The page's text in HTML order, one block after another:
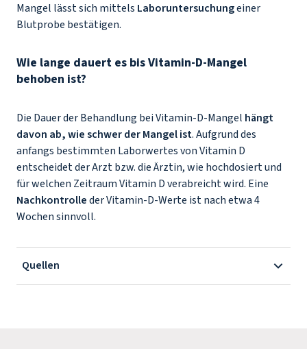
Mangel lässt sich mittels Laboruntersuchungeiner
Blutprobe bestätigen.
Wie lange dauert es bis Vitamin-D-Mangel
behoben ist?
Die Dauer der Behandlung bei Vitamin-D-Mangel hängt
davon ab, wie schwer der Mangel ist. Aufgrund des
anfangs bestimmten Laborwertes von Vitamin D
entscheidet der Arzt bzw. die Ärztin, wie hochdosiert und
für welchen Zeitraum Vitamin D verabreicht wird. Eine
Nachkontrolleder Vitamin-D-Werte ist nach etwa 4
Wochen sinnvoll.
Quellen